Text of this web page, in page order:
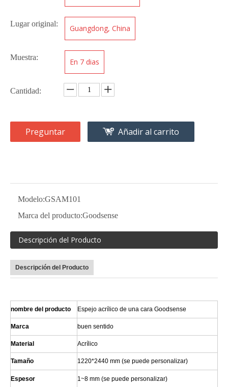
Lugar original: Guangdong, China
Muestra: En 7 dias
Cantidad:
Preguntar Añadir al carrito
Modelo:GSAM101
Marca del producto:Goodsense
Descripción del Producto
Descripción del Producto
nombre del producto Espejo acrílico de una cara Goodsense
Marca buen sentido
Material Acrílico
Tamaño 1220*2440 mm (se puede personalizar)
Espesor 1~8 mm (se puede personalizar)